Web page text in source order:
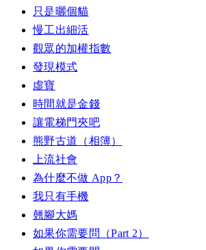
只是曬個貓
慢工出細活
觀眾的加權指數
發現模式
虛寶
時間就是金錢
讓電梯門夾吧
熊野古道（相簿）
上流社會
為什麼不做 App？
我只有手機
翹腳大媽
如果你需要問（Part 2）